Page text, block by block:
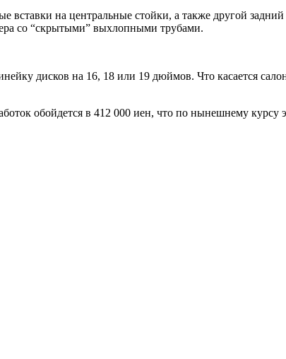
на центральные стойки, а также другой
со “скрытыми” выхлопными трубами.
дисков на 16, 18 или 19 дюймов. Что касается
обойдется в 412 000 иен, что по нынешнему курсу